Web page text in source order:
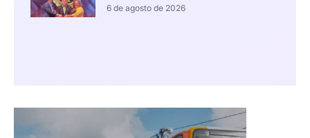
6 de agosto de 2026